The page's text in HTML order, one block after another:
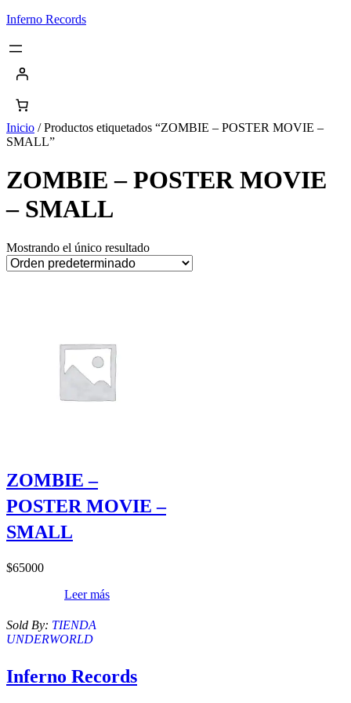
Saltar
contenido
Inferno Records
Inicio / Productos etiquetados “ZOMBIE – POSTER MOVIE –
SMALL”
ZOMBIE – POSTER MOVIE
– SMALL
Mostrando el único resultado
ZOMBIE –
POSTER MOVIE –
SMALL
$65000
Leer más
Sold By: TIENDA
UNDERWORLD
Inferno Records